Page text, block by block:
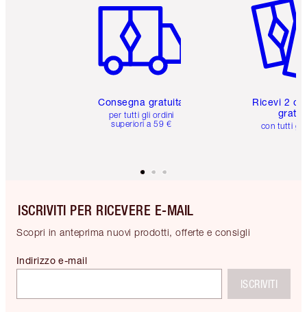
Consegna gratuita
per tutti gli ordini
superiori a 59 €
Ricevi 2
con tutti gli
ISCRIVITI PER RICEVERE E-MAIL
Scopri in anteprima nuovi prodotti, offerte e consigli
Indirizzo e-mail
ISCRIVITI